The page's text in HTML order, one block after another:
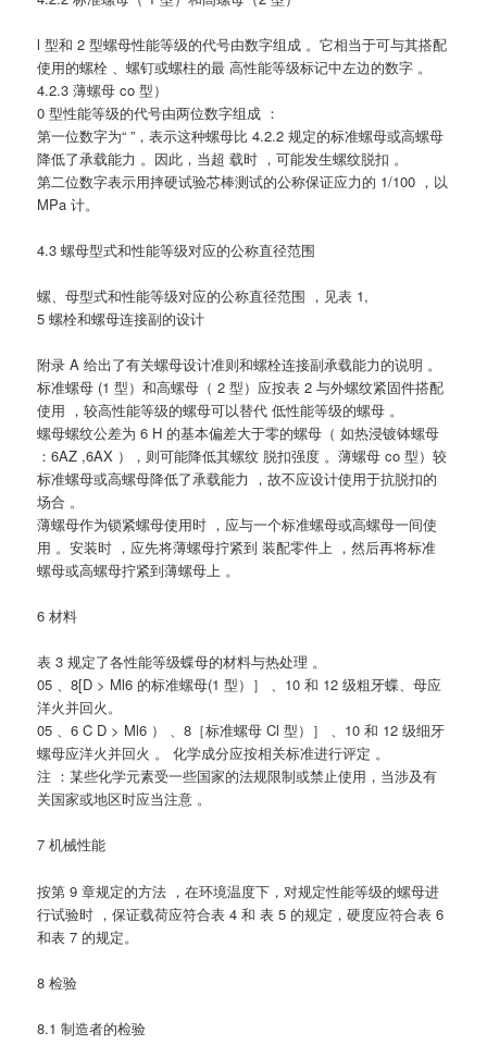
l 型和 2 型螺母性能等级的代号由数字组成 。它相当于可与其搭配
使用的螺栓 、螺钉或螺柱的最 高性能等级标记中左边的数字 。
4.2.3 薄螺母 co 型）
0 型性能等级的代号由两位数字组成 ：
第一位数字为“ ”，表示这种螺母比 4.2.2 规定的标准螺母或高螺母
降低了承载能力 。因此，当超 载时 ，可能发生螺纹脱扣 。
第二位数字表示用摔硬试验芯棒测试的公称保证应力的 1/100 ，以
MPa 计。
4.3 螺母型式和性能等级对应的公称直径范围
螺、母型式和性能等级对应的公称直径范围 ，见表 1,
5 螺栓和螺母连接副的设计
附录 A 给出了有关螺母设计准则和螺栓连接副承载能力的说明 。
标准螺母 (1 型）和高螺母（ 2 型）应按表 2 与外螺纹紧固件搭配
使用 ，较高性能等级的螺母可以替代 低性能等级的螺母 。
螺母螺纹公差为 6 H 的基本偏差大于零的螺母（ 如热浸镀钵螺母
：6AZ ,6AX ），则可能降低其螺纹 脱扣强度 。薄螺母 co 型）较
标准螺母或高螺母降低了承载能力 ，故不应设计使用于抗脱扣的
场合 。
薄螺母作为锁紧螺母使用时 ，应与一个标准螺母或高螺母一间使
用 。安装时 ，应先将薄螺母拧紧到 装配零件上 ，然后再将标准
螺母或高螺母拧紧到薄螺母上 。
6 材料
表 3 规定了各性能等级蝶母的材料与热处理 。
05 、8[D > Ml6 的标准螺母(1 型）］ 、10 和 12 级粗牙蝶、母应
洋火并回火。
05 、6 C D > Ml6 ） 、8［标准螺母 Cl 型）］ 、10 和 12 级细牙
螺母应洋火并回火 。 化学成分应按相关标准进行评定 。
注 ：某些化学元素受一些国家的法规限制或禁止使用，当涉及有
关国家或地区时应当注意 。
7 机械性能
按第 9 章规定的方法 ，在环境温度下，对规定性能等级的螺母进
行试验时 ，保证载荷应符合表 4 和 表 5 的规定，硬度应符合表 6
和表 7 的规定。
8 检验
8.1 制造者的检验